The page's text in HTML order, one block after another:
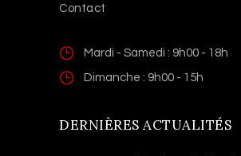
Contact
Mardi - Samedi : 9h00 - 18h
Dimanche : 9h00 - 15h
DERNIÈRES ACTUALITÉS